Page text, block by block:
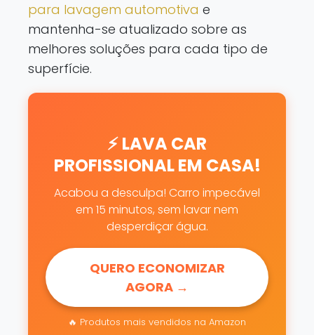
para lavagem automotiva e
mantenha-se atualizado sobre as
melhores soluções para cada tipo de
superfície.
⚡ LAVA CAR
PROFISSIONAL EM CASA!
Acabou a desculpa! Carro impecável
em 15 minutos, sem lavar nem
desperdiçar água.
QUERO ECONOMIZAR
AGORA →
🔥 Produtos mais vendidos na Amazon